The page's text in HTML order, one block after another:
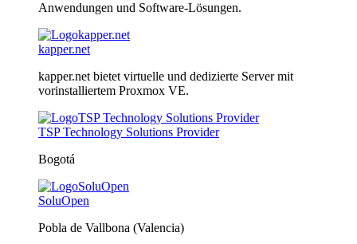
Anwendungen und Software-Lösungen.
kapper.net
kapper.net bietet virtuelle und dedizierte Server mit
vorinstalliertem Proxmox VE.
TSP Technology Solutions Provider
Bogotá
SoluOpen
Pobla de Vallbona (Valencia)